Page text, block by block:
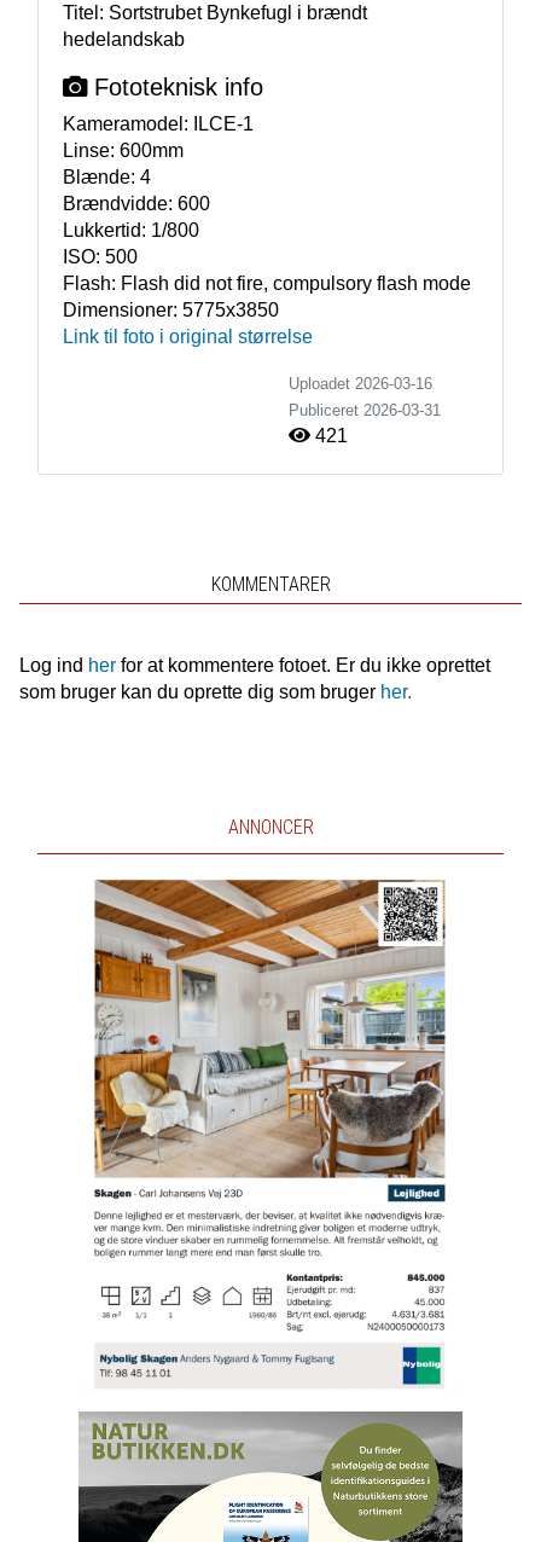
Titel: Sortstrubet Bynkefugl i brændt
hedelandskab
Fototeknisk info
Kameramodel:
ILCE-1
Linse: 600mm
Blænde: 4
Brændvidde: 600
Lukkertid: 1/800
ISO: 500
Flash: Flash did not fire, compulsory flash mode
Dimensioner: 5775x3850
Link til foto i original størrelse
Uploadet 2026-03-16
Publiceret 2026-03-31
421
KOMMENTARER
Log ind herfor at kommentere fotoet. Er du ikke oprettet
som bruger kan du oprette dig som bruger her.
ANNONCER